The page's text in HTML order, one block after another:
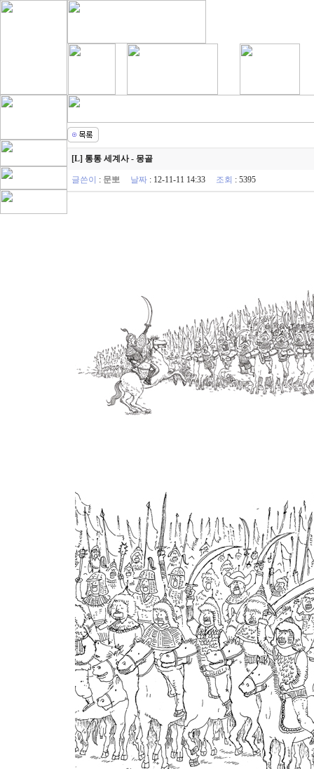
[L] 통통 세계사 - 몽골
글쓴이 : 문뽀 날짜 : 12-11-11 14:33 조회 : 5395